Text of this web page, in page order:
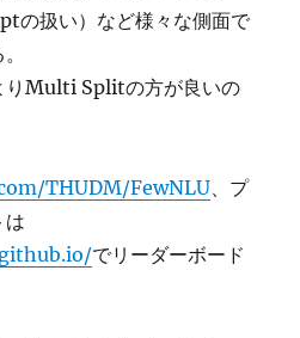
の扱い）など様々な側面で
りMulti Splitの方が良いの
THUDM/FewNLU、プ
は
でリーダーボード